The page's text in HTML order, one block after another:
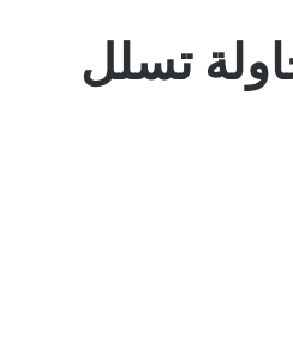
تسلل